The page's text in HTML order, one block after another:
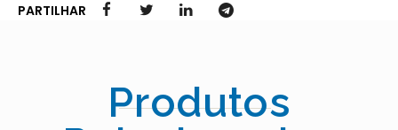
PARTILHAR
Produtos